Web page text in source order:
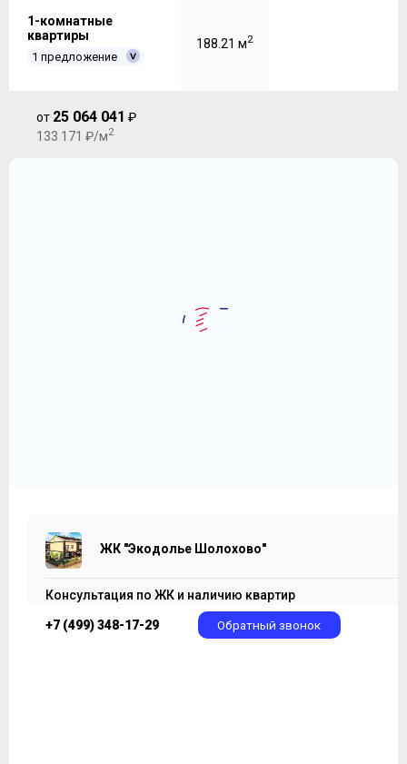
1-комнатные
квартиры
1 предложение
188.21 м2
от 25 064 041 ₽
133 171 ₽/м2
ЖК "Экодолье Шолохово"
Консультация по ЖК и наличию квартир
+7 (499) 348-17-29 Обратный звонок